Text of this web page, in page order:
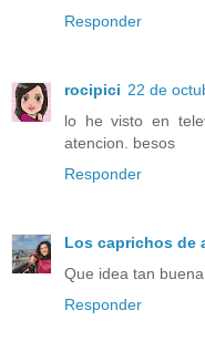
Responder
rocipici 22 de
lo he visto en
atencion. besos
Responder
Los caprichos de
Que idea tan
Responder